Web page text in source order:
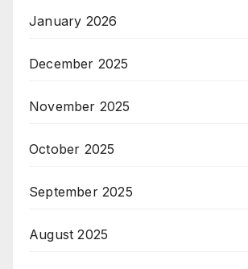
January 2026
December 2025
November 2025
October 2025
September 2025
August 2025